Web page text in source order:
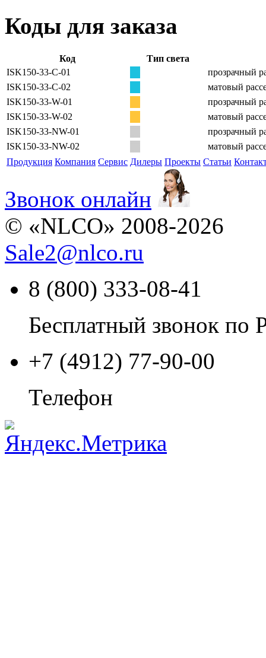
Коды для заказа
Код
Тип света
ISK150-33-C-01
прозрачный
ISK150-33-C-02
матовый
ISK150-33-W-01
прозрачный
ISK150-33-W-02
матовый
ISK150-33-NW-01
прозрачный
ISK150-33-NW-02
матовый
Продукция Компания Сервис Дилеры Проекты Статьи
Звонок онлайн
© «NLCO» 2008-2026
Sale2@nlco.ru
8 (800) 333-08-41
Бесплатный звонок по
+7 (4912) 77-90-00
Телефон